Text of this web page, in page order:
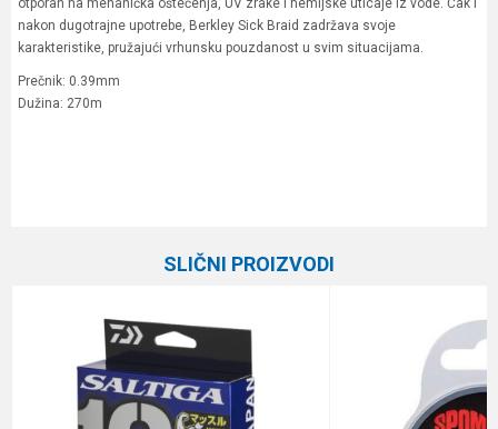
otporan na mehanička oštećenja, UV zrake i hemijske uticaje iz vode. Čak i
nakon dugotrajne upotrebe, Berkley Sick Braid zadržava svoje
karakteristike, pružajući vrhunsku pouzdanost u svim situacijama.
Prečnik: 0.39mm
Dužina: 270m
270 m
Nosivost 46.3 kg
Prečnik 0.39 mm
SLIČNI PROIZVODI